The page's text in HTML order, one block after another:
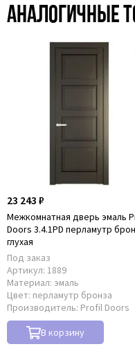
Аналогичные
23 243 ₽
Межкомнатная дверь эмаль
Doors 3.4.1PD перламутр
глухая
Под заказ
Артикул: 1889
Материал: эмаль
Цвет: перламутр бронза
Производитель: Profil Doors
В корзину